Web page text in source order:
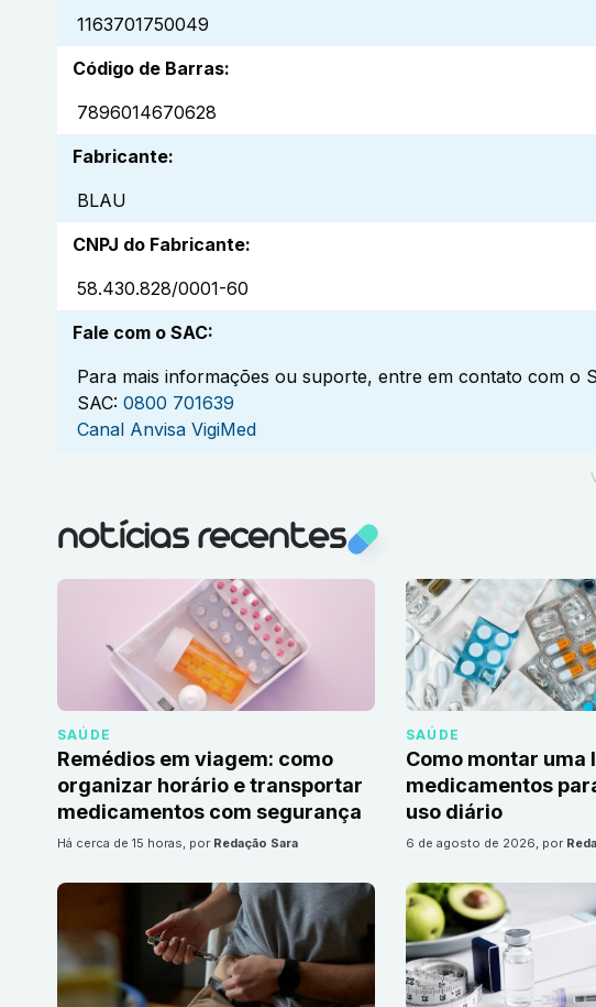
1163701750049
Código de Barras:
7896014670628
Fabricante:
BLAU
CNPJ do Fabricante:
58.430.828/0001-60
Fale com o SAC:
Para mais informações ou suporte, entre em contato com o
SAC: 0800 701639
Canal Anvisa VigiMed
notícias recentes
SAÚDE
Remédios em viagem: como
organizar horário e transportar
medicamentos com segurança
há cerca de 15 horas, por Redação Sara
SAÚDE
Como montar uma
medicamentos
uso diário
6 de agosto de 2026, por